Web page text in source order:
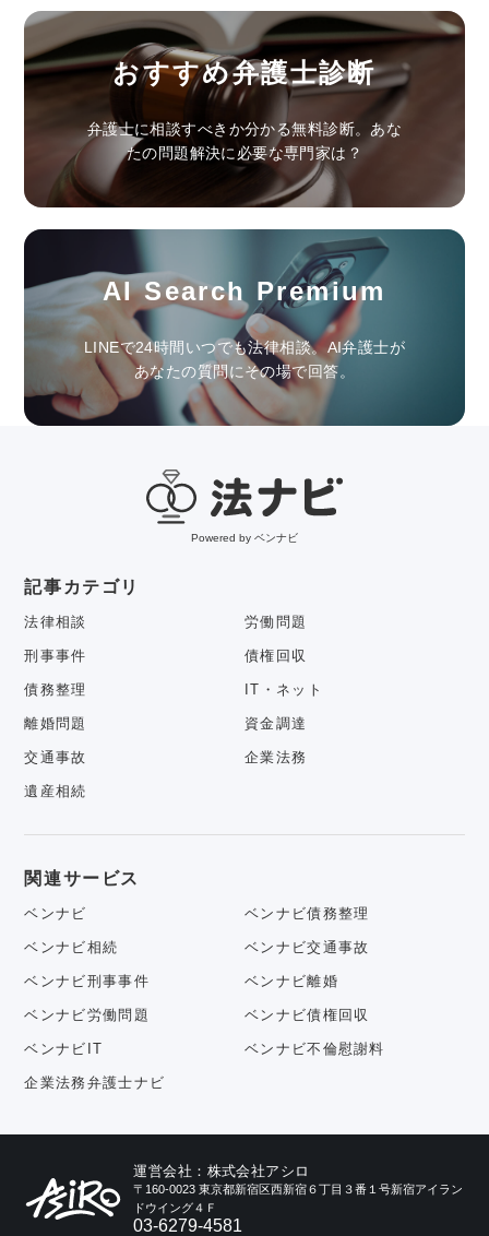
おすすめ弁護士診断
弁護士に相談すべきか分かる無料診断。あな
たの問題解決に必要な専門家は？
AI Search Premium
LINEで24時間いつでも法律相談。AI弁護士が
あなたの質問にその場で回答。
Powered by ベンナビ
記事カテゴリ
法律相談 労働問題
刑事事件 債権回収
債務整理 IT・ネット
離婚問題 資金調達
交通事故 企業法務
遺産相続
関連サービス
ベンナビ ベンナビ債務整理
ベンナビ相続 ベンナビ交通事故
ベンナビ刑事事件 ベンナビ離婚
ベンナビ労働問題 ベンナビ債権回収
ベンナビIT ベンナビ不倫慰謝料
企業法務弁護士ナビ
運営会社：株式会社アシロ
〒160-0023 東京都新宿区西新宿６丁目３番１号新宿アイラン
ドウイング４Ｆ
03-6279-4581